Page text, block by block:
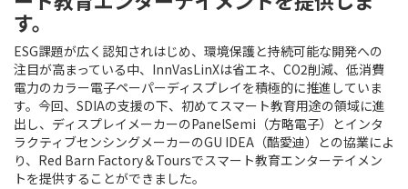
す。
ESG課題が広く認知されはじめ、環境保護と持続可能な開発への
注目が高まっている中、InnVasLinXは省エネ、CO2削減、低消費
電力のカラー電子ペーパーディスプレイを積極的に推進していま
す。今回、SDIAの支援の下、初めてスマート教育用途の領域に進
出し、ディスプレイメーカーのPanelSemi（方略電子）とインタ
ラクティブセンシングメーカーのGU IDEA（酷愛迪）との協業によ
り、Red Barn Factory＆Toursでスマート教育エンターテイメン
トを提供することができました。